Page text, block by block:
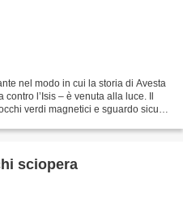
nel modo in cui la storia di Avesta
contro l’Isis – è venuta alla luce. Il
verdi magnetici e sguardo sicuro
sciopera